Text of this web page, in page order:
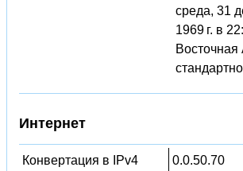
среда, 31
1969 г. в
Интернет
Конвертация в IPv4
0.0.50.70